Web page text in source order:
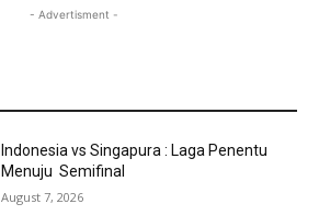
- Advertisment -
Indonesia vs Singapura : Laga Penentu
Menuju Semifinal
August 7, 2026